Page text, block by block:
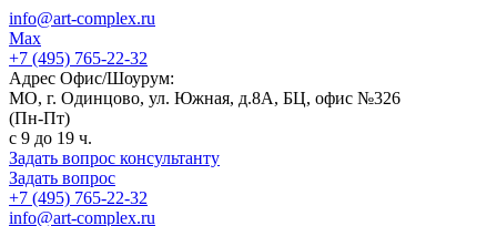
info@art-complex.ru
Max
+7 (495) 765-22-32
Адрес Офис/Шоурум:
МО, г. Одинцово, ул. Южная, д.8А, БЦ, офис №326
(Пн-Пт)
с 9 до 19 ч.
Задать вопрос консультанту
Задать вопрос
+7 (495) 765-22-32
info@art-complex.ru